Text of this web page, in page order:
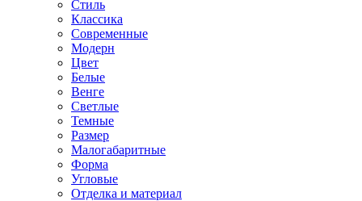
Стиль
Классика
Современные
Модерн
Цвет
Белые
Венге
Светлые
Темные
Размер
Малогабаритные
Форма
Угловые
Отделка и материал